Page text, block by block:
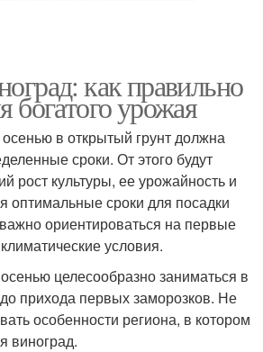
как правильно
богатого урожая
в открытый грунт должна
сроки. От этого будут
рост культуры, ее урожайность и
оптимальные сроки для посадки
ориентироваться на первые
условия.
целесообразно заниматься в
прихода первых заморозков. Не
особенности региона, в котором
виноград.